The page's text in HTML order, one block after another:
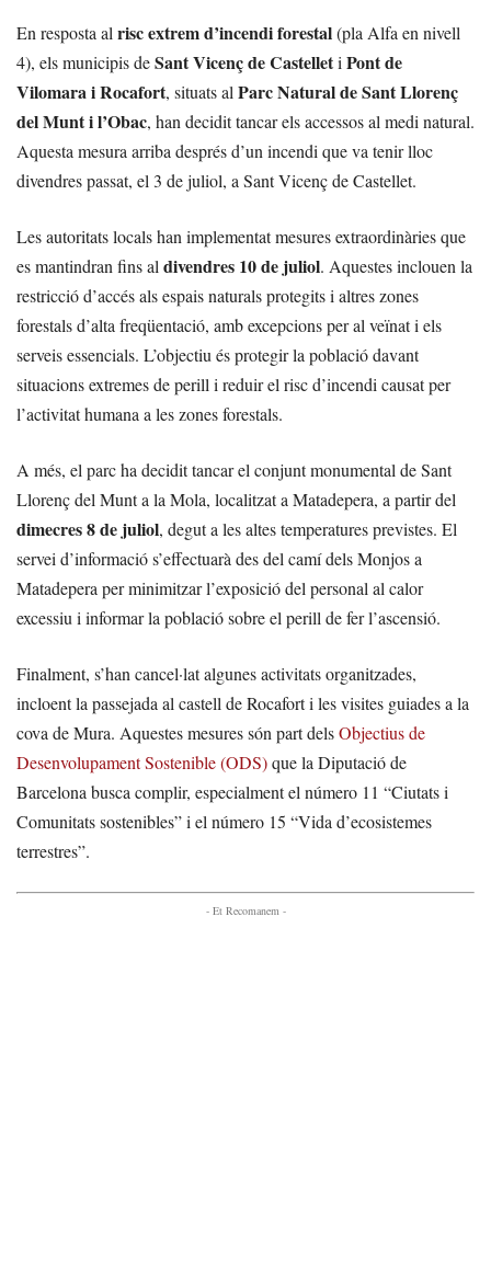
En resposta al risc extrem d’incendi forestal(pla Alfa en nivell
4), els municipis deSant Vicenç de Castelleti Pont de
Vilomara i Rocafort, situats al Parc Natural de Sant Llorenç
del Munt i l’Obac, han decidit tancar els accessos al medi natural.
Aquesta mesura arriba després d’un incendi que va tenir lloc
divendres passat, el 3 de juliol, a Sant Vicenç de Castellet.
Les autoritats locals han implementat mesures extraordinàries que
es mantindran fins al divendres 10 de juliol. Aquestes inclouen la
restricció d’accés als espais naturals protegits i altres zones
forestals d’alta freqüentació, amb excepcions per al veïnat i els
serveis essencials. L’objectiu és protegir la població davant
situacions extremes de perill i reduir el risc d’incendi causat per
l’activitat humana a les zones forestals.
A més, el parc ha decidit tancar el conjunt monumental de Sant
Llorenç del Munt a la Mola, localitzat a Matadepera, a partir del
dimecres 8 de juliol, degut a les altes temperatures previstes. El
servei d’informació s’effectuarà des del camí dels Monjos a
Matadepera per minimitzar l’exposició del personal al calor
excessiu i informar la població sobre el perill de fer l’ascensió.
Finalment, s’han cancel·lat algunes activitats organitzades,
incloent la passejada al castell de Rocafort i les visites guiades a la
cova de Mura. Aquestes mesures són part delsObjectius de
Desenvolupament Sostenible (ODS)que la Diputació de
Barcelona busca complir, especialment el número 11 “Ciutats i
Comunitats sostenibles” i el número 15 “Vida d’ecosistemes
terrestres”.
- Et Recomanem -